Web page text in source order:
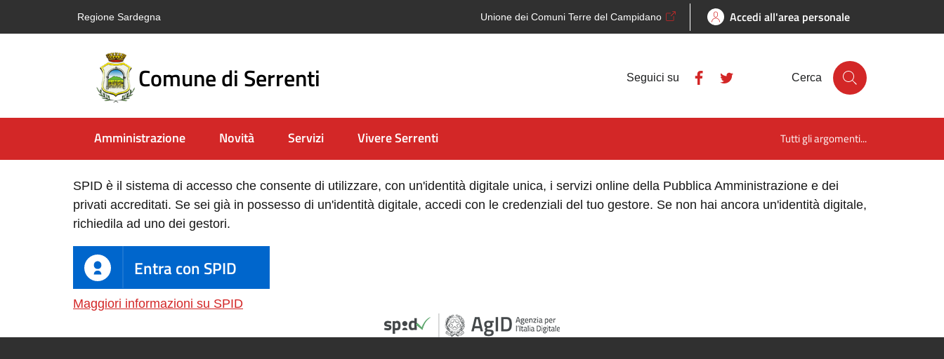
Vai al contenuto
Vai alla navigazioneRegione Sardegna Unione dei Comuni Terre del Campidano Accedi all'area personale
Comune di Serrenti Seguici su Cerca
Amministrazione Novità Servizi Vivere Serrenti Tutti gli argomenti...
SPID è il sistema di accesso che consente di utilizzare, con un'identità digitale unica, i servizi online della Pubblica Amministrazione e dei
privati accreditati. Se sei già in possesso di un'identità digitale, accedi con le credenziali del tuo gestore. Se non hai ancora un'identità digitale,
richiedila ad uno dei gestori.
Entra con SPID
Maggiori informazioni su SPID